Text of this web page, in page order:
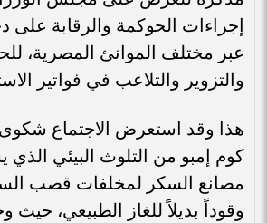
إجراءات الحوكمة والرقابة على
عبر مختلف الموانئ المصرية،
والتزوير والتلاعب في فواتير
هذا وقد استعرض الاجتماع شكوى
كوم إمبو من التلوث البيئي الذي
مصانع السكر لمخلفات قصب
وقوداً بديلاً للغاز الطبيعي،